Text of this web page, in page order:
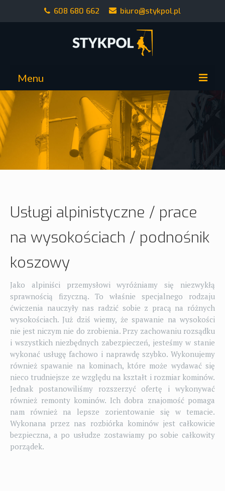
608 680 662 biuro@stykpol.pl
Menu
Strona główna
Alpiniści przemysłowi
Oferta
Realizacje
Wysokość nam nie
Wysokość dla nas jest naturalnym środowiskiem.
Usługi alpinistyczne / prace
na wysokościach / podnośnik
koszowy
Jako alpiniści przemysłowi wyróżniamy się niezwykłą
sprawnością fizyczną. To właśnie specjalnego rodzaju
ćwiczenia nauczyły nas radzić sobie z pracą na różnych
wysokościach. Już dziś wiemy, że spawanie na wysokości
nie jest niczym nie do zrobienia. Przy zachowaniu rozsądku
i wszystkich niezbędnych zabezpieczeń, jesteśmy w stanie
wykonać usługę fachowo i naprawdę szybko. Wykonujemy
również spawanie na kominach, które może wydawać się
nieco trudniejsze ze względu na kształt i rozmiar kominów.
Jednak postanowiliśmy rozszerzyć ofertę i wykonywać
również remonty kominów. Ich dobra znajomość pomaga
nam również na lepsze zorientowanie się w temacie.
Wykonana przez nas rozbiórka kominów jest całkowicie
bezpieczna, a po usłudze zostawiamy po sobie całkowity
porządek.